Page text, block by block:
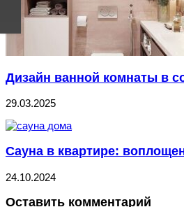
Дизайн ванной комнаты в
29.03.2025
Сауна в квартире:
24.10.2024
Оставить комментарий